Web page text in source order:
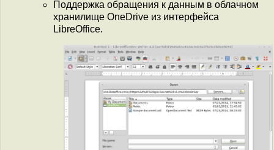
Поддержка обращения к данным в облачном
хранилище OneDrive из интерфейса
LibreOffice.